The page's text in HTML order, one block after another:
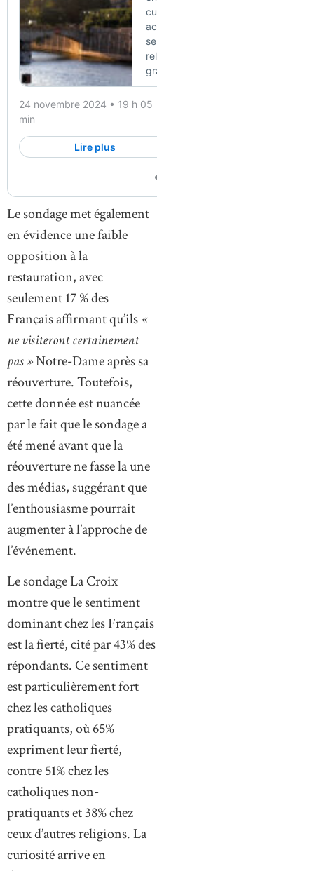
Le sondage met également
en évidence une faible
opposition à la
restauration, avec
seulement 17 % des
Français affirmant qu’ils«
ne visiteront certainement
pas »Notre-Dame après sa
réouverture. Toutefois,
cette donnée est nuancée
par le fait que le sondage a
été mené avant que la
réouverture ne fasse la une
des médias, suggérant que
l’enthousiasme pourrait
augmenter à l’approche de
l’événement.
Le sondage La Croix
montre que le sentiment
dominant chez les Français
est la fierté, cité par 43% des
répondants. Ce sentiment
est particulièrement fort
chez les catholiques
pratiquants, où 65%
expriment leur fierté,
contre 51% chez les
catholiques non-
pratiquants et 38% chez
ceux d’autres religions. La
curiosité arrive en